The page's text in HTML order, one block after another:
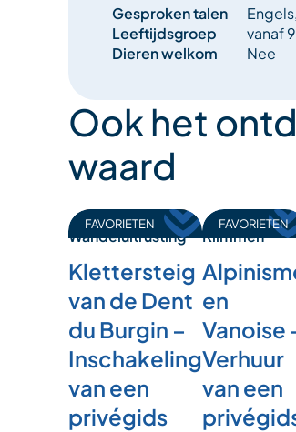
Gesproken talen
Leeftijdsgroep
vanaf
Dieren welkom
Nee
Ook het
waard
FAVORIETEN
Wandeluitrusting
Klettersteig
van de Dent
du Burgin –
Inschakeling
van een
privégids
FAVORIETEN
Klimmen
en
Vanoise
Verhuur
van een